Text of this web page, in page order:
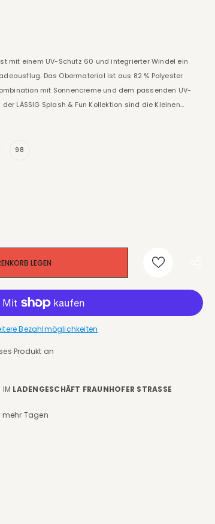
ist mit einem UV-Schutz 60 und integrierter Windel ein
Das Obermaterial ist aus 82 % Polyester
mit Sonnencreme und dem passenden UV-
LÄSSIG Splash & Fun Kollektion sind die Kleinen...
98
Bezahlmöglichkeiten
Produkt an
IM LADENGESCHÄFT FRAUNHOFER STRASSE S
Tagen